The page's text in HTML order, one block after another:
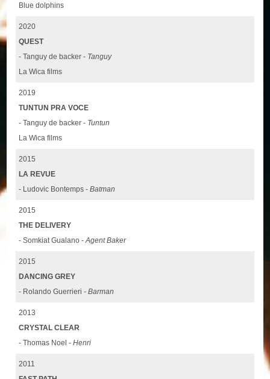
Blue dolphins
2020
QUEST
- Tanguy de backer - Tanguy
La Wica films
2019
TUNTUN PRA VOCE
- Tanguy de backer - Tuntun
La Wica films
2015
LA REVUE
- Ludovic Bontemps -Batman
2015
THE DELIVERY
- Somkiat Gualano -Agent Baker
2015
DANCING GREY
- Rolando Guerrieri -Barman
2013
CRYSTAL CLEAR
- Thomas Noel -Henri
2011